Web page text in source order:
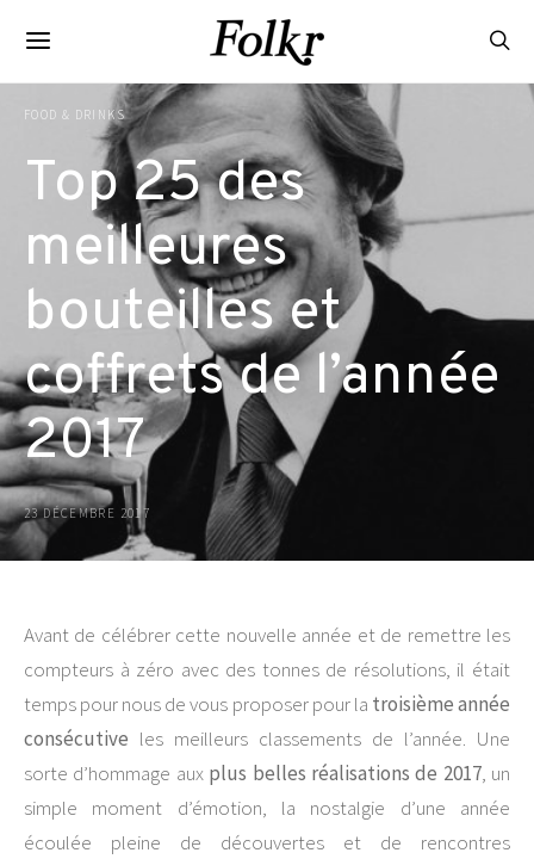
FOOD & DRINKS
Top 25 des
meilleures
bouteilles et
coffrets de l’année
2017
23 DÉCEMBRE 2017
Avant de célébrer cette nouvelle année et de remettre les
compteurs à zéro avec des tonnes de résolutions, il était
temps pour nous de vous proposer pour la troisième année
consécutive les meilleurs classements de l’année. Une
sorte d’hommage aux plus belles réalisations de 2017, un
simple moment d’émotion, la nostalgie d’une année
écoulée pleine de découvertes et de rencontres